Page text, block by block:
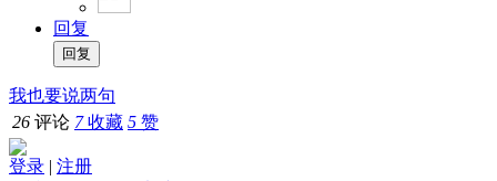
回复
我也要说两句
26 评论 7收藏 5 赞
登录 | 注册